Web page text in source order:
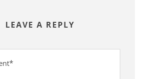
LEAVE A REPLY